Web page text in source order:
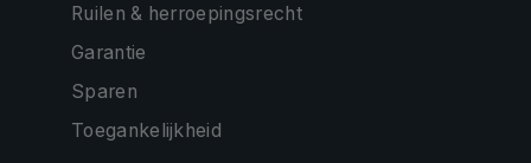
Ruilen & herroepingsrecht
Garantie
Sparen
Toegankelijkheid